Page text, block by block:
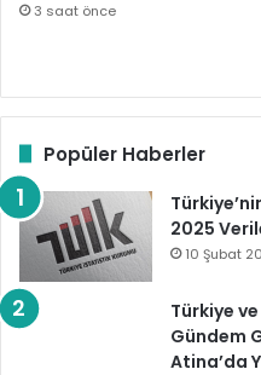
3 saat önce
Popüler Haberler
2025
10 Şubat
Türkiye
Gündem
Atina’da